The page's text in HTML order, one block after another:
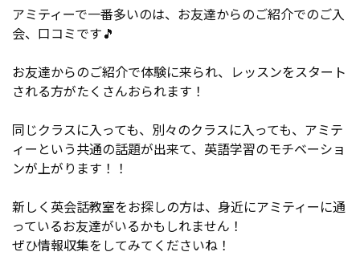
アミティーで一番多いのは、お友達からのご紹介でのご入
会、口コミです🎵
お友達からのご紹介で体験に来られ、レッスンをスタート
される方がたくさんおられます！
同じクラスに入っても、別々のクラスに入っても、アミテ
ィーという共通の話題が出来て、英語学習のモチベーショ
ンが上がります！！
新しく英会話教室をお探しの方は、身近にアミティーに通
っているお友達がいるかもしれません！
ぜひ情報収集をしてみてくださいね！